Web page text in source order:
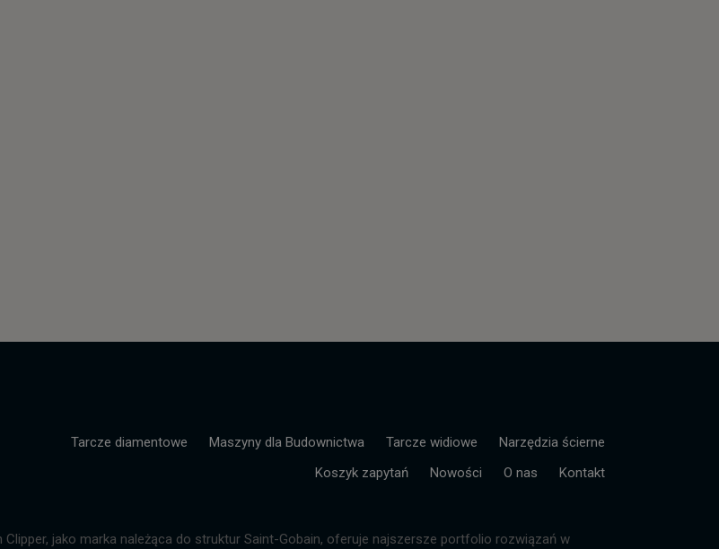
Tarcze diamentowe Maszyny dla Budownictwa Tarcze widiowe
Narzędzia ścierne
Koszyk zapytań
Nowości O nas Kontakt
Clipper, jako marka należąca do struktur Saint-Gobain, oferuje najszersze portfolio rozwiązań w